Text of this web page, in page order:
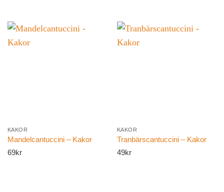
KAKOR
Mandelcantuccini – Kakor
69kr
KAKOR
Tranbärscantuccini – Kakor
49kr